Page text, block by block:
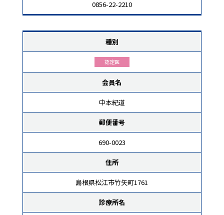
0856-22-2210
種別
認定医
会員名
中本紀道
郵便番号
690-0023
住所
島根県松江市竹矢町1761
診療所名